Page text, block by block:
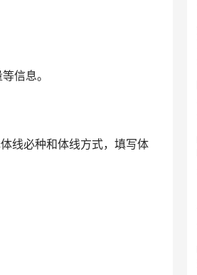
信息。
线必种和体线方式，填写体